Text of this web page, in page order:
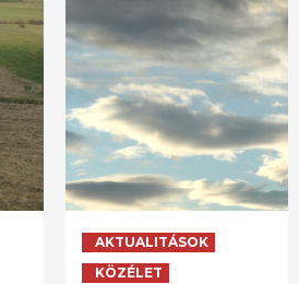
AKTUALITÁSOK
KÖZÉLET